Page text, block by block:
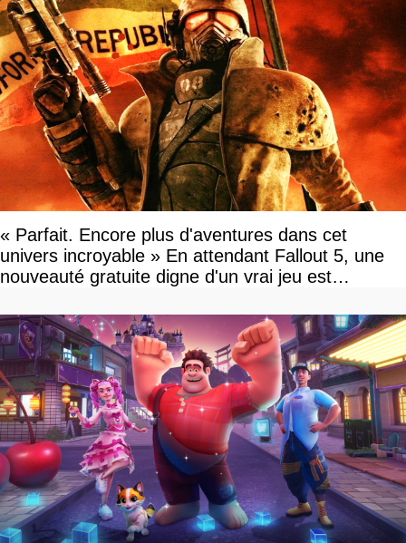
« Parfait. Encore plus d'aventures dans cet
univers incroyable » En attendant Fallout 5, une
nouveauté gratuite digne d'un vrai jeu est